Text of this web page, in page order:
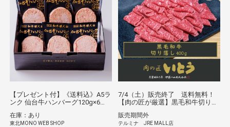
【プレゼント付】《送料込》A5ラ
ンク 仙台牛ハンバーグ120g×6
レゼント（栄和）
在庫：あり
東北MONO WEB SHOP
7/4（土）販売終了 送料無料！
【肉の匠が厳選】黒毛和牛切り落
販売期間外
テルミナ JRE MALL店